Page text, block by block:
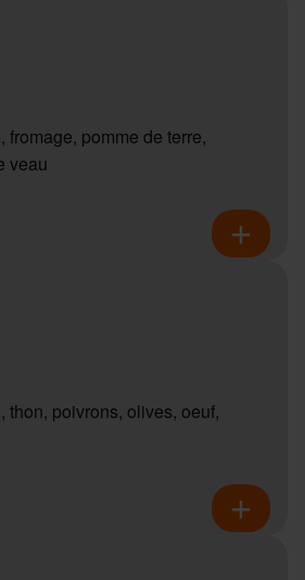
fromage, pomme de terre,
veau
thon, poivrons, olives, oeuf,